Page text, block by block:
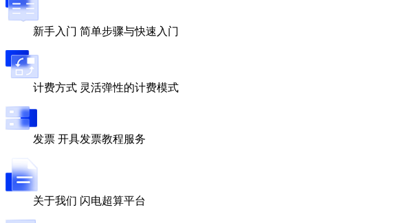
新手入门 简单步骤与快速入门
计费方式 灵活弹性的计费模式
发票 开具发票教程服务
关于我们 闪电超算平台